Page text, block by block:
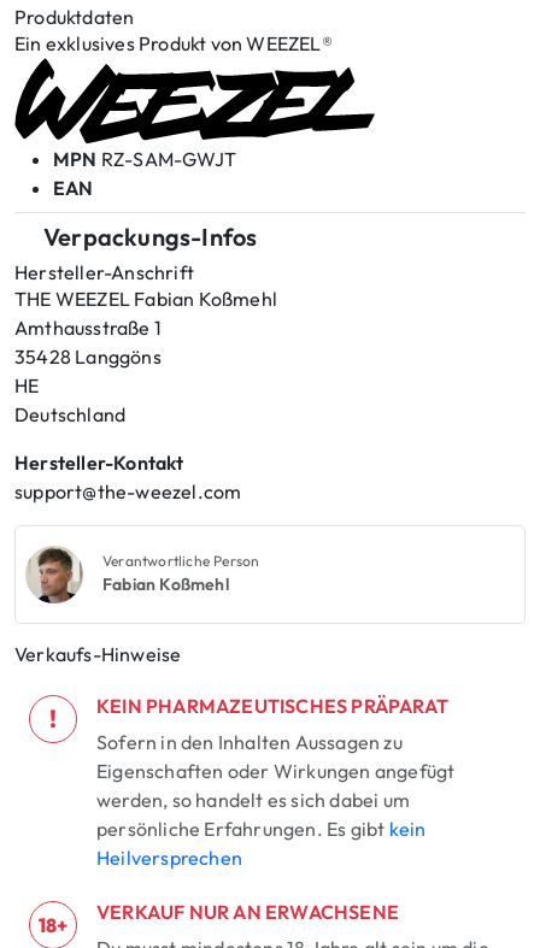
Produktdaten
Ein exklusives Produkt von WEEZEL®
MPN RZ-SAM-GWJT
EAN
Verpackungs-Infos
Hersteller-Anschrift
THE WEEZEL Fabian Koßmehl
Amthausstraße 1
35428 Langgöns
HE
Deutschland
Hersteller-Kontakt
support@the-weezel.com
Verantwortliche Person
Fabian Koßmehl
Verkaufs-Hinweise
!
KEIN PHARMAZEUTISCHES PRÄPARAT
Sofern in den Inhalten Aussagen zu
Eigenschaften oder Wirkungen angefügt
werden, so handelt es sich dabei um
persönliche Erfahrungen. Es gibt kein
Heilversprechen
18+
VERKAUF NUR AN ERWACHSENE